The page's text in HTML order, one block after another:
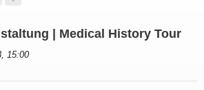
| Medical History Tour
15:00